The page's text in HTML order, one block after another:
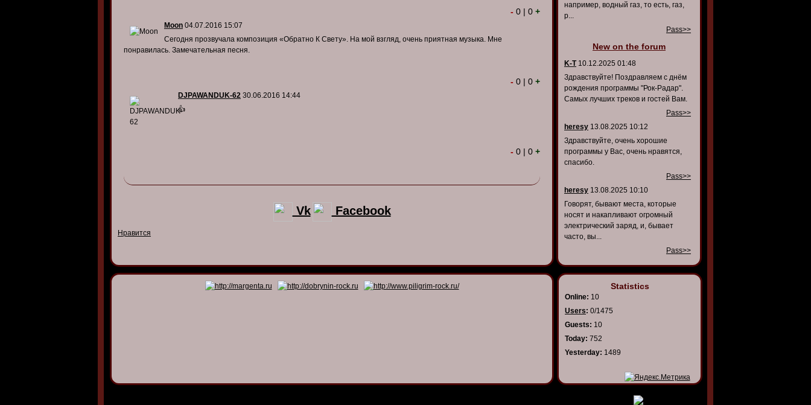
- 0 | 0 +
Moon 04.07.2016 15:07
Сегодня прозвучала композиция «Обратно К Свету». На мой взгляд, очень приятная музыка. Мне
понравилась. Замечательная песня.
- 0 | 0 +
DJPAWANDUK-62 30.06.2016 14:44
👍
- 0 | 0 +
Vk Facebook
Нравится
например, водный газ, то есть, газ,
р...
Pass>>
New on the forum
K-T10.12.2025 01:48
Здравствуйте! Поздравляем с днём
рождения программы "Рок-Радар".
Самых лучших треков и гостей Вам.
Pass>>
heresy 13.08.2025 10:12
Здравствуйте, очень хорошие
программы у Вас, очень нравятся,
спасибо.
Pass>>
heresy 13.08.2025 10:10
Говорят, бывают места, которые
носят и накапливают огромный
электрический заряд, и, бывает
часто, вы...
Pass>>
Statistics
Online: 10
Users: 0/1475
Guests: 10
Today: 752
Yesterday: 1489